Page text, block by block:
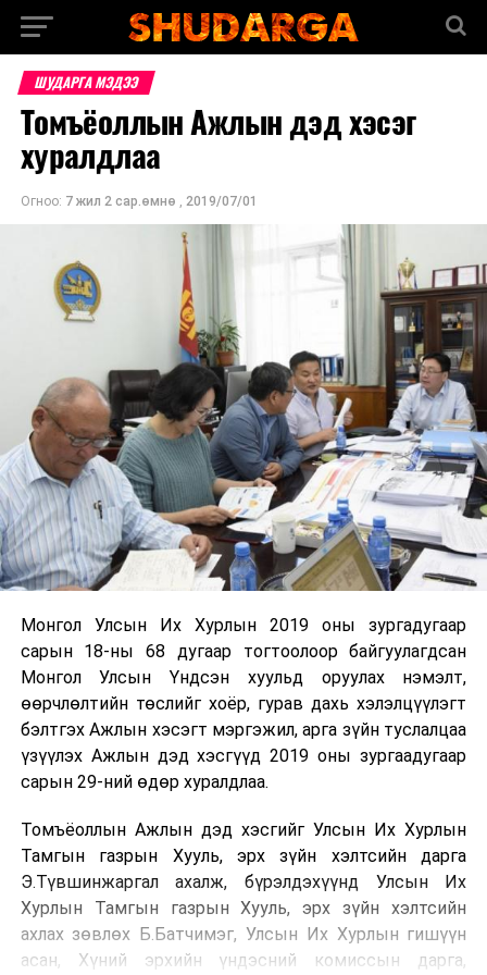
ШУДАРГА МЭДЭЭ
Томъёоллын Ажлын дэд хэсэг
хуралдлаа
Огноо: 7 жил 2 сар.өмнө , 2019/07/01
Монгол Улсын Их Хурлын 2019 оны зургадугаар
сарын 18-ны 68 дугаар тогтоолоор байгуулагдсан
Монгол Улсын Үндсэн хуульд оруулах нэмэлт,
өөрчлөлтийн төслийг хоёр, гурав дахь хэлэлцүүлэгт
бэлтгэх Ажлын хэсэгт мэргэжил, арга зүйн туслалцаа
үзүүлэх Ажлын дэд хэсгүүд 2019 оны зургаадугаар
сарын 29-ний өдөр хуралдлаа.
Томъёоллын Ажлын дэд хэсгийг Улсын Их Хурлын
Тамгын газрын Хууль, эрх зүйн хэлтсийн дарга
Э.Түвшинжаргал ахалж, бүрэлдэхүүнд Улсын Их
Хурлын Тамгын газрын Хууль, эрх зүйн хэлтсийн
ахлах зөвлөх Б.Батчимэг, Улсын Их Хурлын гишүүн
асан, Хүний эрхийн үндэсний комиссын дарга,